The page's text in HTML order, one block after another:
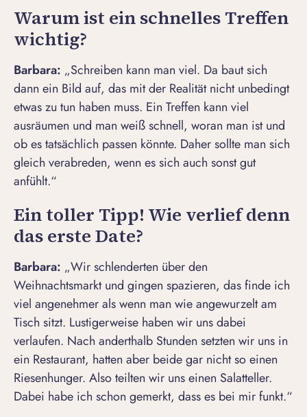
Warum ist ein schnelles Treffen
wichtig?
Barbara: „Schreiben kann man viel. Da baut sich
dann ein Bild auf, das mit der Realität nicht unbedingt
etwas zu tun haben muss. Ein Treffen kann viel
ausräumen und man weiß schnell, woran man ist und
ob es tatsächlich passen könnte. Daher sollte man sich
gleich verabreden, wenn es sich auch sonst gut
anfühlt.“
Ein toller Tipp! Wie verlief denn
das erste Date?
Barbara: „Wir schlenderten über den
Weihnachtsmarkt und gingen spazieren, das finde ich
viel angenehmer als wenn man wie angewurzelt am
Tisch sitzt. Lustigerweise haben wir uns dabei
verlaufen. Nach anderthalb Stunden setzten wir uns in
ein Restaurant, hatten aber beide gar nicht so einen
Riesenhunger. Also teilten wir uns einen Salatteller.
Dabei habe ich schon gemerkt, dass es bei mir funkt.“